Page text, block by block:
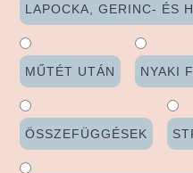
LAPOCKA, GERINC- ÉS
MŰTÉT UTÁN NYAKI
ÖSSZEFÜGGÉSEK